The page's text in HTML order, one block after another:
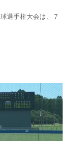
選手権大会は、７